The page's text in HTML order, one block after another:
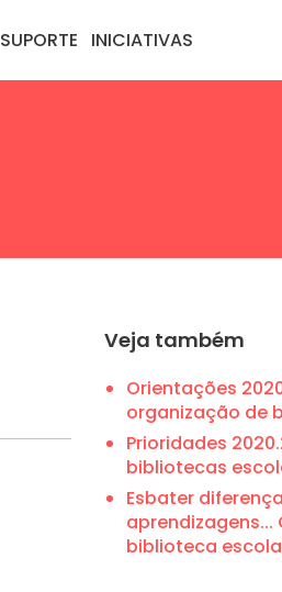
SUPORTE INICIATIVAS
Veja também
Orientações
organização de
Prioridades
bibliotecas
Esbater
biblioteca